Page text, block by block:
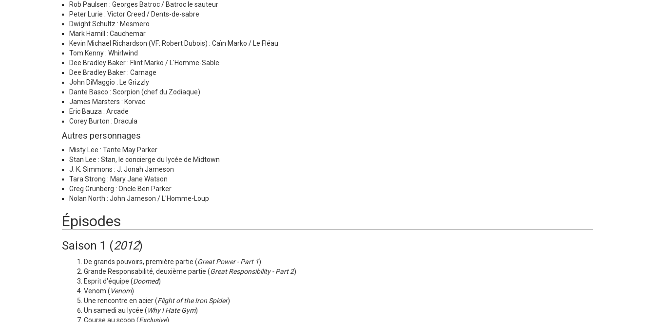
Rob Paulsen : Georges Batroc / Batroc le sauteur
Peter Lurie : Victor Creed / Dents-de-sabre
Dwight Schultz : Mesmero
Mark Hamill : Cauchemar
Kevin Michael Richardson (VF: Robert Dubois) : Caïn Marko / Le Fléau
Tom Kenny : Whirlwind
Dee Bradley Baker : Flint Marko / L'Homme-Sable
Dee Bradley Baker : Carnage
John DiMaggio : Le Grizzly
Dante Basco : Scorpion (chef du Zodiaque)
James Marsters : Korvac
Eric Bauza : Arcade
Corey Burton : Dracula
Autres personnages
Misty Lee : Tante May Parker
Stan Lee : Stan, le concierge du lycée de Midtown
J. K. Simmons : J. Jonah Jameson
Tara Strong : Mary Jane Watson
Greg Grunberg : Oncle Ben Parker
Nolan North : John Jameson / L'Homme-Loup
Épisodes
Saison 1 (2012)
De grands pouvoirs, première partie (Great Power - Part 1)
Grande Responsabilité, deuxième partie (Great Responsibility - Part 2)
Esprit d'équipe (Doomed)
Venom (Venom)
Une rencontre en acier (Flight of the Iron Spider)
Un samedi au lycée (Why I Hate Gym)
Course au scoop (Exclusive)